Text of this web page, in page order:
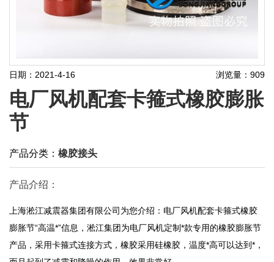
日期：2021-4-16 浏览量：909
电厂风机配套卡箍式橡胶膨胀
节
产品分类： 橡胶接头
产品介绍：
上海淞江减震器集团有限公司为您介绍：电厂风机配套卡箍式橡胶
膨胀节“高温*”信息，淞江集团为电厂风机定制*款专用的橡胶膨胀节
产品，采用卡箍式连接方式，橡胶采用硅橡胶，温度*高可以达到*，